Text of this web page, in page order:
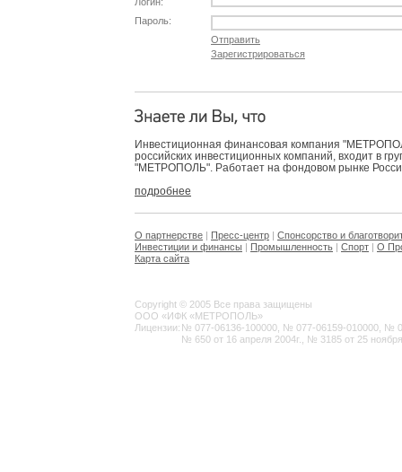
Пароль:
Отправить
Зарегистрироваться
Инвестиционная финансовая компания
российских инвестиционных компаний, входит в
"МЕТРОПОЛЬ". Работает на фондовом рынке
подробнее
О партнерстве | Пресс-центр | Спонсорство и
Инвестиции и финансы | Промышленность | Спорт | О
Карта сайта
Copyright © 2005 Все права защищены
ООО «ИФК «МЕТРОПОЛЬ»
Лицензии: № 077-06136-100000, № 077-06159-010000, №
№ 650 от 16 апреля 2004г., № 3185 от 25